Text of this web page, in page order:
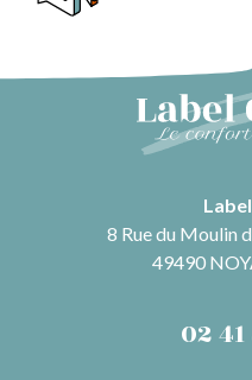
8 Rue du Moulin
49490
02